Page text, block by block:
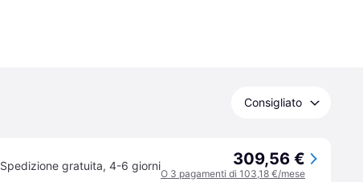
Consigliato
Spedizione gratuita, 4-6 giorni 309,56 €
O 3 pagamenti di 103,18 €/mese